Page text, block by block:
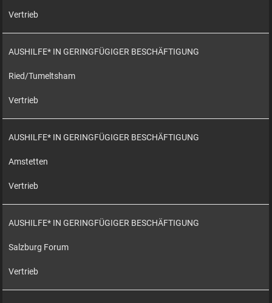
Vertrieb
AUSHILFE* IN GERINGFÜGIGER BESCHÄFTIGUNG
Ried/Tumeltsham
Vertrieb
AUSHILFE* IN GERINGFÜGIGER BESCHÄFTIGUNG
Amstetten
Vertrieb
AUSHILFE* IN GERINGFÜGIGER BESCHÄFTIGUNG
Salzburg Forum
Vertrieb